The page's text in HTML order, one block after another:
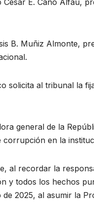
E. Canó Alfau,
B. Muñiz Almonte,
solicita al tribunal la
general de la
corrupción en la
al recordar la
y todos los hechos
2025, al asumir la